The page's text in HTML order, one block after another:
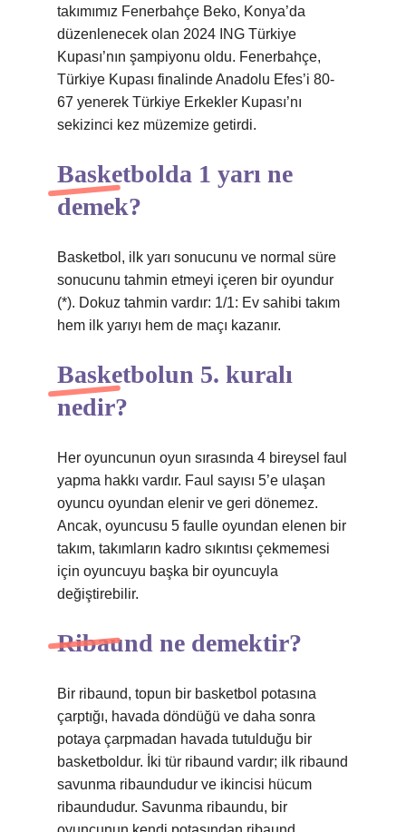
takımımız Fenerbahçe Beko, Konya’da
düzenlenecek olan 2024 ING Türkiye
Kupası’nın şampiyonu oldu. Fenerbahçe,
Türkiye Kupası finalinde Anadolu Efes’i 80-
67 yenerek Türkiye Erkekler Kupası’nı
sekizinci kez müzemize getirdi.
Basketbolda 1 yarı ne
demek?
Basketbol, ​​ilk yarı sonucunu ve normal süre
sonucunu tahmin etmeyi içeren bir oyundur
(*). Dokuz tahmin vardır: 1/1: Ev sahibi takım
hem ilk yarıyı hem de maçı kazanır.
Basketbolun 5. kuralı
nedir?
Her oyuncunun oyun sırasında 4 bireysel faul
yapma hakkı vardır. Faul sayısı 5’e ulaşan
oyuncu oyundan elenir ve geri dönemez.
Ancak, oyuncusu 5 faulle oyundan elenen bir
takım, takımların kadro sıkıntısı çekmemesi
için oyuncuyu başka bir oyuncuyla
değiştirebilir.
Ribaund ne demektir?
Bir ribaund, topun bir basketbol potasına
çarptığı, havada döndüğü ve daha sonra
potaya çarpmadan havada tutulduğu bir
basketboldur. İki tür ribaund vardır; ilk ribaund
savunma ribaundudur ve ikincisi hücum
ribaundudur. Savunma ribaundu, bir